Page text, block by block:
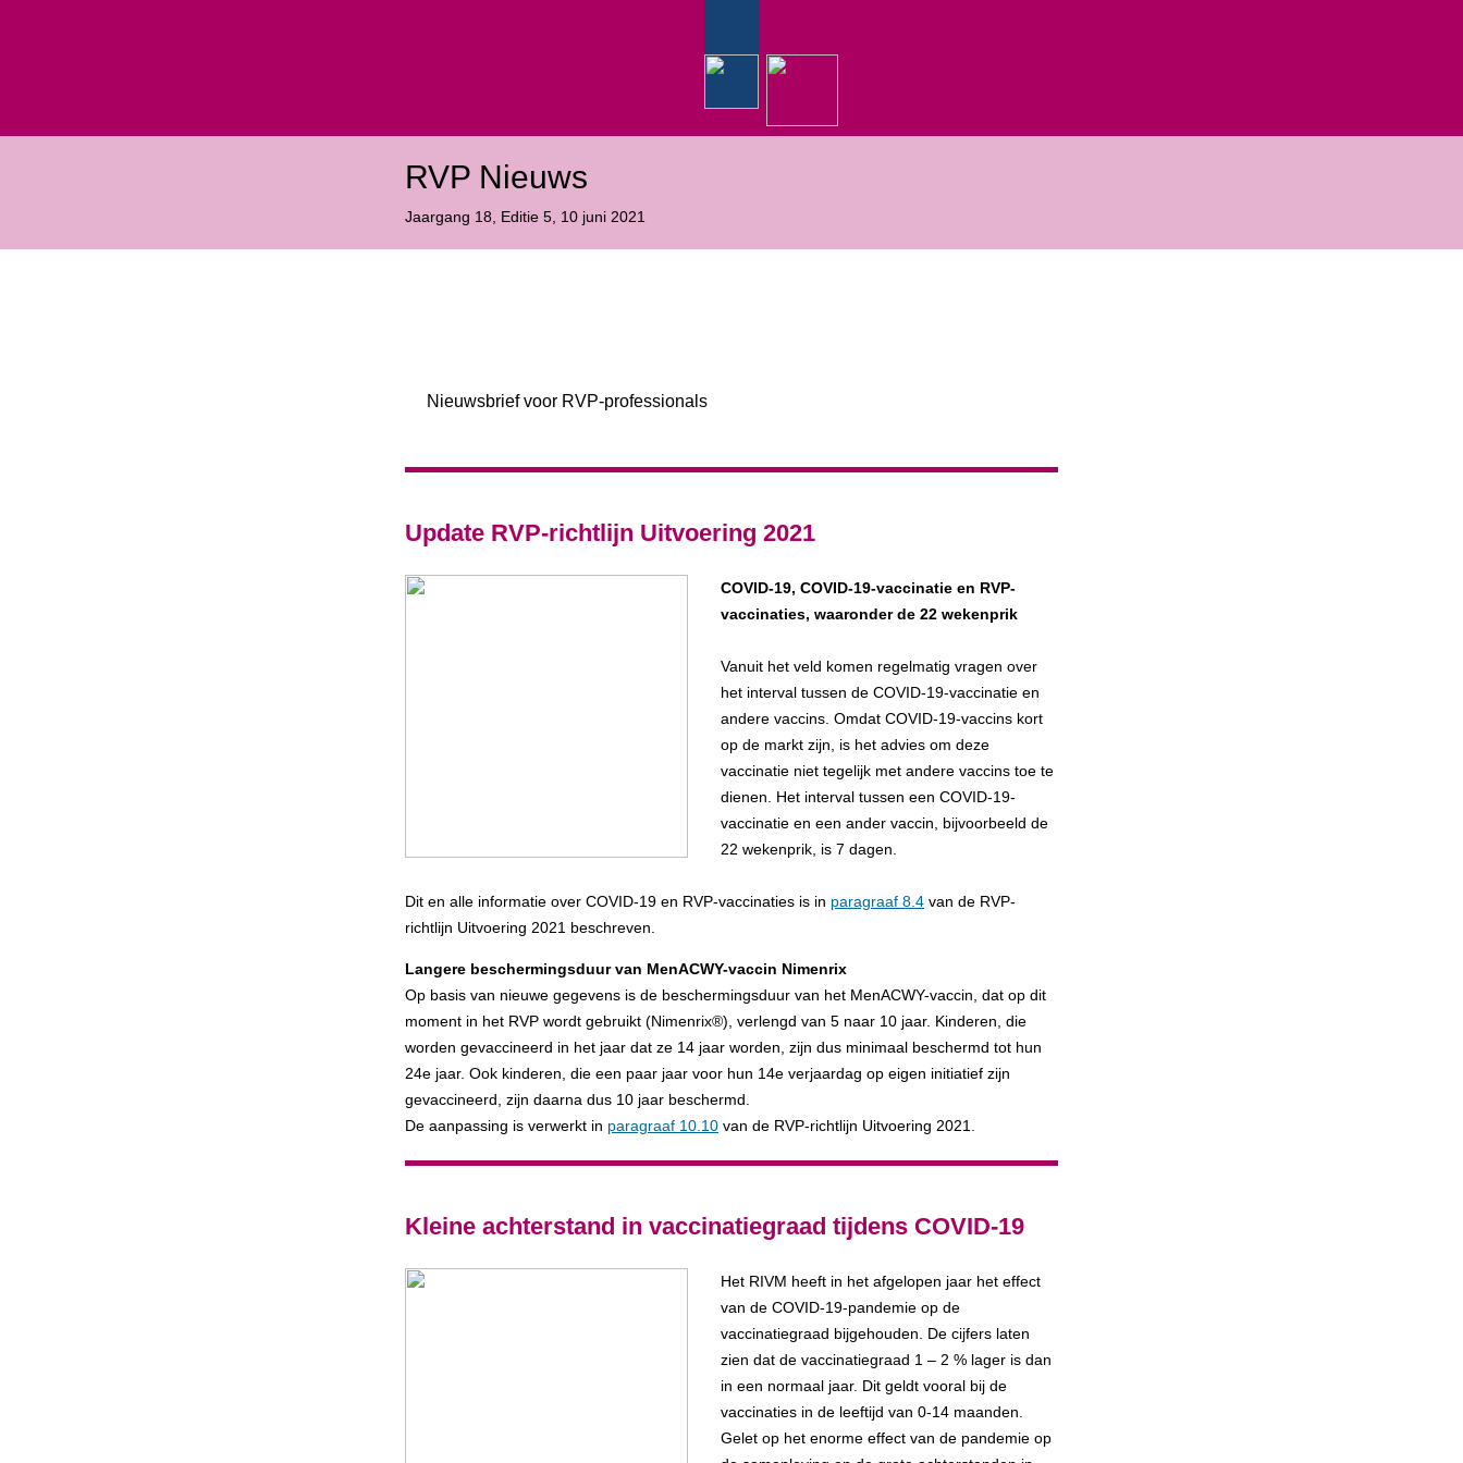
RVP Nieuws
Jaargang 18 , Editie 5 , 10 juni 2021
Nieuwsbrief voor RVP-professionals
Update RVP-richtlijn Uitvoering 2021
COVID-19, COVID-19-vaccinatie en RVP-
vaccinaties, waaronder de 22 wekenprik
Vanuit het veld komen regelmatig vragen over
het interval tussen de COVID-19-vaccinatie en
andere vaccins. Omdat COVID-19-vaccins kort
op de markt zijn, is het advies om deze
vaccinatie niet tegelijk met andere vaccins toe te
dienen. Het interval tussen een COVID-19-
vaccinatie en een ander vaccin, bijvoorbeeld de
22 wekenprik, is 7 dagen.
Dit en alle informatie over COVID-19 en RVP-vaccinaties is in paragraaf 8.4 van de RVP-
richtlijn Uitvoering 2021 beschreven.
Langere beschermingsduur van MenACWY-vaccin Nimenrix
Op basis van nieuwe gegevens is de beschermingsduur van het MenACWY-vaccin, dat op dit
moment in het RVP wordt gebruikt (Nimenrix®), verlengd van 5 naar 10 jaar. Kinderen, die
worden gevaccineerd in het jaar dat ze 14 jaar worden, zijn dus minimaal beschermd tot hun
24e jaar. Ook kinderen, die een paar jaar voor hun 14e verjaardag op eigen initiatief zijn
gevaccineerd, zijn daarna dus 10 jaar beschermd.
De aanpassing is verwerkt in paragraaf 10.10 van de RVP-richtlijn Uitvoering 2021.
Kleine achterstand in vaccinatiegraad tijdens COVID-19
Het RIVM heeft in het afgelopen jaar het effect
van de COVID-19-pandemie op de
vaccinatiegraad bijgehouden. De cijfers laten
zien dat de vaccinatiegraad 1 – 2 % lager is dan
in een normaal jaar. Dit geldt vooral bij de
vaccinaties in de leeftijd van 0-14 maanden.
Gelet op het enorme effect van de pandemie op